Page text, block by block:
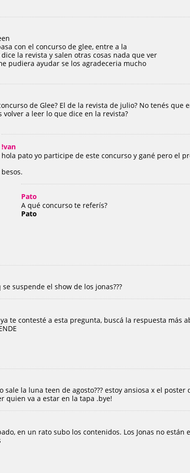
con el concurso de glee, entre a la
la revista y salen otras cosas nada que ver
pudiera ayudar se los agradeceria mucho
de Glee? El de la revista de julio? No tenés
volver a leer lo que dice en la revista?
!van
hola pato yo participe de este concurso y gané pero el
besos.
Pato
A qué concurso te referís?
Pato
suspende el show de los jonas???
te contesté a esta pregunta, buscá la respuesta más
sale la luna teen de agosto??? estoy ansiosa x el
quien va a estar en la tapa .bye!
en un rato subo los contenidos. Los Jonas no están